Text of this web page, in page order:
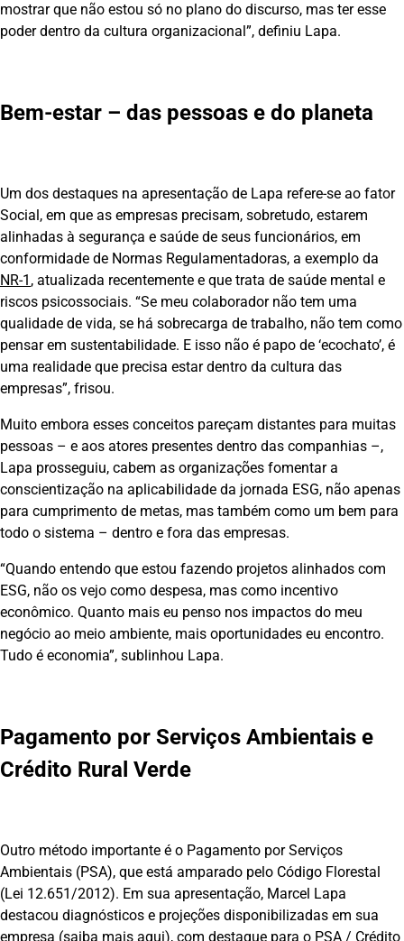
mostrar que não estou só no plano do discurso, mas ter esse
poder dentro da cultura organizacional”, definiu Lapa.
Bem-estar – das pessoas e do planeta
Um dos destaques na apresentação de Lapa refere-se ao fator
Social, em que as empresas precisam, sobretudo, estarem
alinhadas à segurança e saúde de seus funcionários, em
conformidade de Normas Regulamentadoras, a exemplo da
NR-1 , atualizada recentemente e que trata de saúde mental e
riscos psicossociais. “Se meu colaborador não tem uma
qualidade de vida, se há sobrecarga de trabalho, não tem como
pensar em sustentabilidade. E isso não é papo de ‘ecochato’, é
uma realidade que precisa estar dentro da cultura das
empresas”, frisou.
Muito embora esses conceitos pareçam distantes para muitas
pessoas – e aos atores presentes dentro das companhias –,
Lapa prosseguiu, cabem as organizações fomentar a
conscientização na aplicabilidade da jornada ESG, não apenas
para cumprimento de metas, mas também como um bem para
todo o sistema – dentro e fora das empresas.
“Quando entendo que estou fazendo projetos alinhados com
ESG, não os vejo como despesa, mas como incentivo
econômico. Quanto mais eu penso nos impactos do meu
negócio ao meio ambiente, mais oportunidades eu encontro.
Tudo é economia”, sublinhou Lapa.
Pagamento por Serviços Ambientais e
Crédito Rural Verde
Outro método importante é o Pagamento por Serviços
Ambientais (PSA), que está amparado pelo Código Florestal
(Lei 12.651/2012). Em sua apresentação, Marcel Lapa
destacou diagnósticos e projeções disponibilizadas em sua
empresa (saiba mais aqui), com destaque para o PSA / Crédito